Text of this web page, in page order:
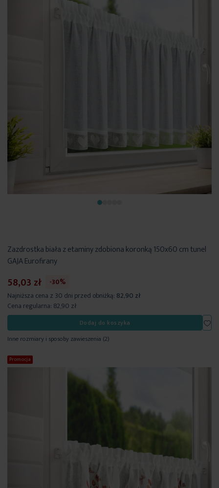
Zazdrostka biała z etaminy zdobiona koronką 150x60 cm tunel
GAJA Eurofirany
58,03 zł
-30%
Najniższa cena z 30 dni przed obniżką: 82,90 zł
Cena regularna: 82,90 zł
Dodaj do koszyka
Inne rozmiary i sposoby zawieszenia (2)
Promocja